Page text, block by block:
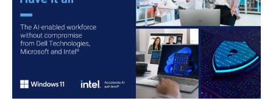
AI-
enabled
workforce
compromise
from